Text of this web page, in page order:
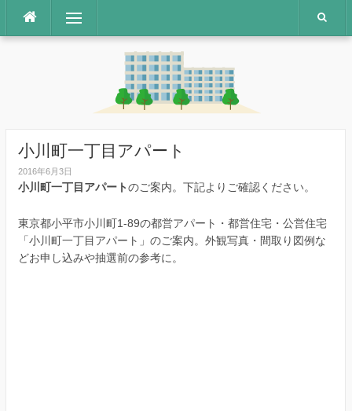
テ
メニュー
小川町一丁目アパート
2016年6月3日
小川町一丁目アパートのご案内。下記よりご確認ください。
東京都小平市小川町1-89の都営アパート・都営住宅・公営住宅
「小川町一丁目アパート」のご案内。外観写真・間取り図例な
どお申し込みや抽選前の参考に。